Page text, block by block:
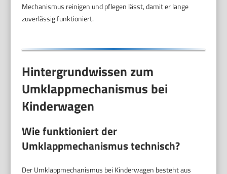
Mechanismus reinigen und pflegen lässt, damit er lange
zuverlässig funktioniert.
Hintergrundwissen zum
Umklappmechanismus bei
Kinderwagen
Wie funktioniert der
Umklappmechanismus technisch?
Der Umklappmechanismus bei Kinderwagen besteht aus